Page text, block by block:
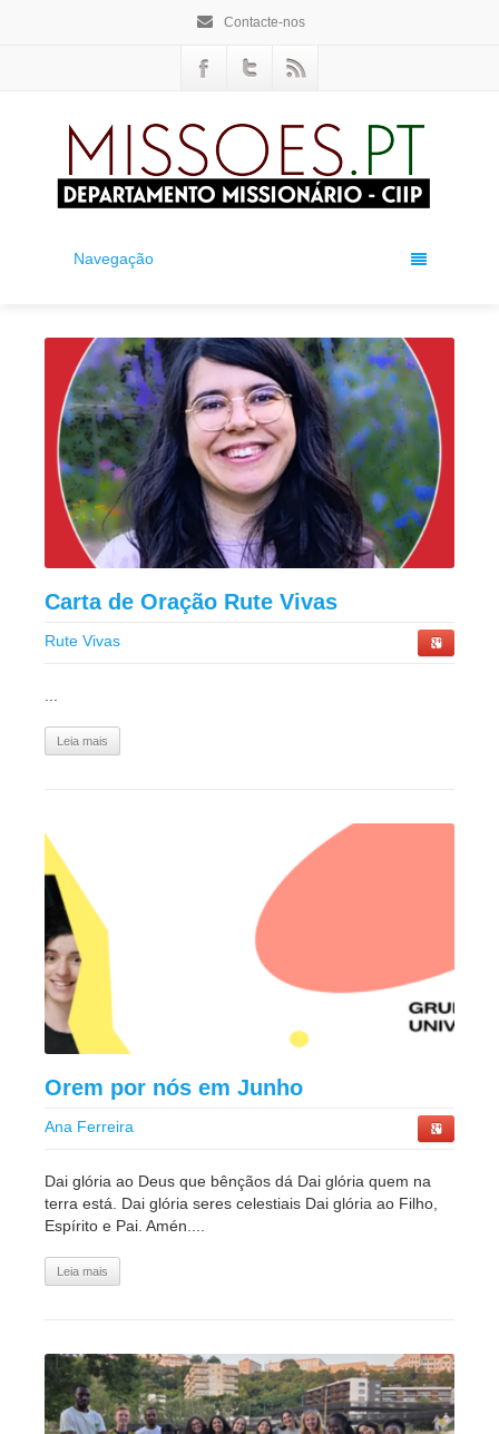
Contacte-nos
Navegação
Carta de Oração Rute Vivas
Rute Vivas
Leia mais
Orem por nós em Junho
Ana Ferreira
Dai glória ao Deus que bênçãos dá Dai glória quem na
terra está. Dai glória seres celestiais Dai glória ao Filho,
Espírito e Pai. Amén....
Leia mais